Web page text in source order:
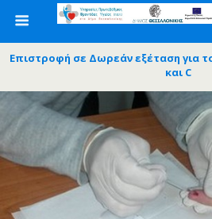
Επιστροφή σε Δωρεάν εξέταση για το
και C